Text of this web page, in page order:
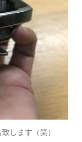
します（笑）